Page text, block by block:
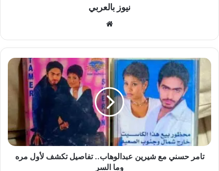
نيوز بالعربي
تامر
حسني
مع
شيرين
عبدالوهاب..
تفاصيل
تكشف
لأول
مره
وماتامر حسني مع شيرين عبدالوهاب.. تفاصيل تكشف لأول مره
وما السر